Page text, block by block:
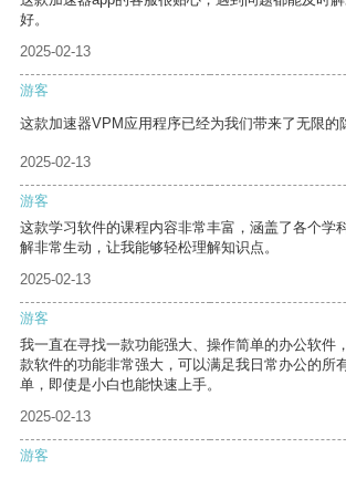
好。
2025-02-13
游客
这款加速器VPM应用程序已经为我们带来了无限的
2025-02-13
游客
这款学习软件的课程内容非常丰富，涵盖了各个学
解非常生动，让我能够轻松理解知识点。
2025-02-13
游客
我一直在寻找一款功能强大、操作简单的办公软件
款软件的功能非常强大，可以满足我日常办公的所
单，即使是小白也能快速上手。
2025-02-13
游客